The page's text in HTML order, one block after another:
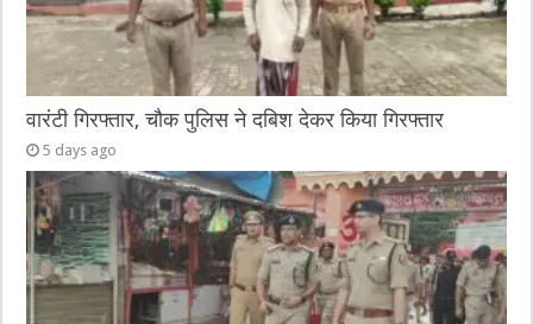
वारंटी गिरफ्तार, चौक पुलिस ने दबिश देकर किया गिरफ्तार
5 days ago